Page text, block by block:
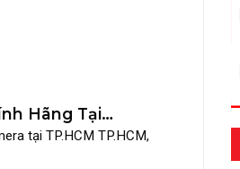
Hãng Tại
tại TP.HCM TP.HCM,